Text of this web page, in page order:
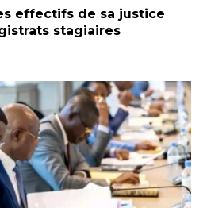
effectifs de sa justice
stagiaires